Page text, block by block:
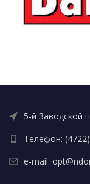
5-й Заводской
Телефон:
e-mail: